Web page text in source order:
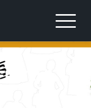
ZELF